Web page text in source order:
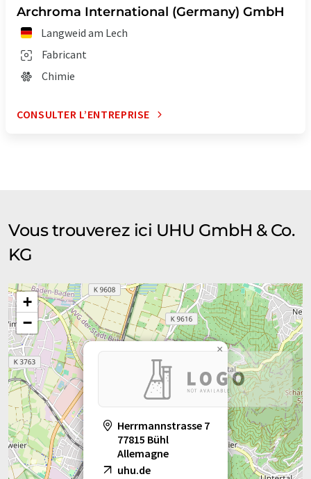
Archroma International (Germany) GmbH
Langweid am Lech
Fabricant
Chimie
CONSULTER L’ENTREPRISE
Vous trouverez ici UHU GmbH & Co.
KG
Herrmannstrasse 7
77815 Bühl
Allemagne
uhu.de
×
+
−